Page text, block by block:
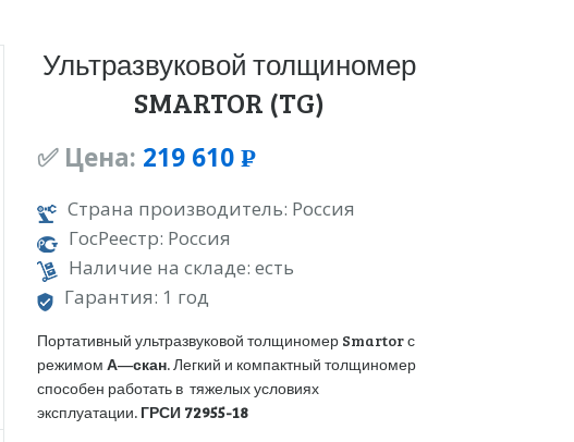
Ультразвуковой толщиномер
SMARTOR (TG)
✅ Цена: 219 610 Р
УБ.
Страна производитель: Россия
ГосРеестр: Россия
Наличие на складе: есть
Гарантия: 1 год
Портативный ультразвуковой толщиномер Smartor с
режимом А—скан. Легкий и компактный толщиномер
способен работать в тяжелых условиях
эксплуатации. ГРСИ 72955-18